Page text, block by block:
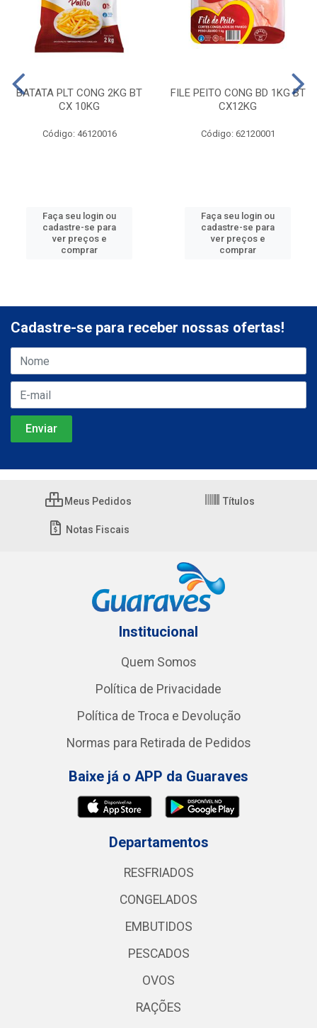
BATATA PLT CONG 2KG BT
CX 10KG
Código: 46120016
Faça seu login ou
cadastre-se para
ver preços e
comprar
FILE PEITO CONG BD 1KG BT
CX12KG
Código: 62120001
Faça seu login ou
cadastre-se para
ver preços e
comprar
Cadastre-se para receber nossas ofertas!
Meus Pedidos Títulos
Notas Fiscais
Institucional
Quem Somos
Política de Privacidade
Política de Troca e Devolução
Normas para Retirada de Pedidos
Baixe já o APP da Guaraves
Departamentos
RESFRIADOS
CONGELADOS
EMBUTIDOS
PESCADOS
OVOS
RAÇÕES